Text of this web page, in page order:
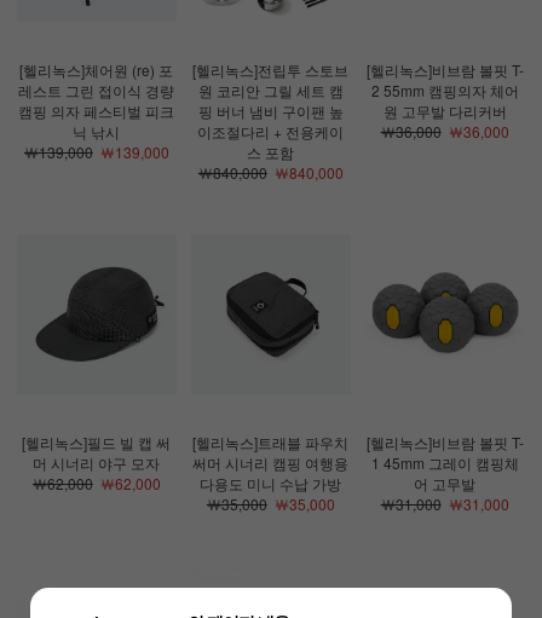
[헬리녹스]체어원 (re) 포
레스트 그린 접이식 경량
캠핑 의자 페스티벌 피크
닉 낚시
￦139,000￦139,000
[헬리녹스]전립투 스토브
원 코리안 그릴 세트 캠
핑 버너 냄비 구이팬 높
이조절다리 + 전용케이
스 포함
￦840,000￦840,000
[헬리녹스]비브람 볼핏 T-
2 55mm 캠핑의자 체어
원 고무발 다리커버
￦36,000￦36,000
[헬리녹스]필드 빌 캡 써
머 시너리 야구 모자
￦62,000￦62,000
[헬리녹스]트래블 파우치
써머 시너리 캠핑 여행용
다용도 미니 수납 가방
￦35,000￦35,000
[헬리녹스]비브람 볼핏 T-
1 45mm 그레이 캠핑체
어 고무발
￦31,000￦31,000